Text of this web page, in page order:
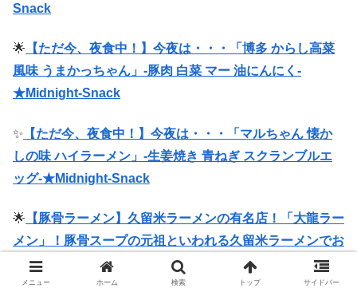
Snack
🌟 【ただ今、夜食中！】今夜は・・・「博多 からし高菜
風味 うまかっちゃん」-豚肉 白菜 マー 油にんにく-
★Midnight-Snack
✨ 【ただ今、夜食中！】今夜は・・・「マルちゃん 懐か
しの味 ハイラーメン」-生姜焼き 青ねぎ スクランブルエ
ッグ-★Midnight-Snack
🌟 【豚骨ラーメン】久留米ラーメンの有名店！「大龍ラー
メン」！豚骨スープの元祖といわれる久留米ラーメンでお
取り寄せ！チャーシューメン替玉セットは濃厚でうまい！
★Ramen-Noodles
メニュー ホーム 検索 トップ サイドバー